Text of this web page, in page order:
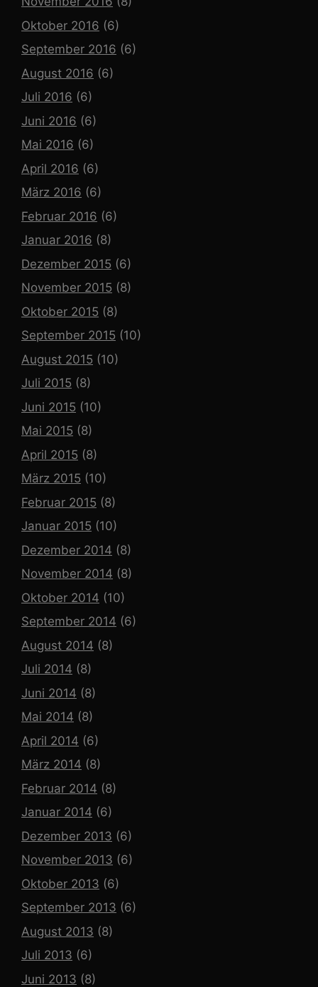
Oktober 2016 (6)
September 2016 (6)
August 2016 (6)
Juli 2016 (6)
Juni 2016 (6)
Mai 2016 (6)
April 2016 (6)
März 2016 (6)
Februar 2016 (6)
Januar 2016 (8)
Dezember 2015 (6)
November 2015 (8)
Oktober 2015 (8)
September 2015 (10)
August 2015 (10)
Juli 2015 (8)
Juni 2015 (10)
Mai 2015 (8)
April 2015 (8)
März 2015 (10)
Februar 2015 (8)
Januar 2015 (10)
Dezember 2014 (8)
November 2014 (8)
Oktober 2014 (10)
September 2014 (6)
August 2014 (8)
Juli 2014 (8)
Juni 2014 (8)
Mai 2014 (8)
April 2014 (6)
März 2014 (8)
Februar 2014 (8)
Januar 2014 (6)
Dezember 2013 (6)
November 2013 (6)
Oktober 2013 (6)
September 2013 (6)
August 2013 (8)
Juli 2013 (6)
Juni 2013 (8)